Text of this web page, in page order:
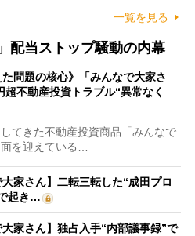
一覧を見る
配当ストップ騒動の内幕
た問題の核心》「みんなで大家さ
超不動産投資トラブル“異常なく
てきた不動産投資商品「みんなで
を迎えている…
家さん】二転三転した“成田プロ
起き…
大家さん】独占入手“内部議事録”で